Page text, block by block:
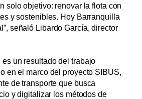
solo objetivo: renovar la flota con
y sostenibles. Hoy Barranquilla
señaló Libardo García, director
un resultado del trabajo
en el marco del proyecto SIBUS,
de transporte que busca
y digitalizar los métodos de